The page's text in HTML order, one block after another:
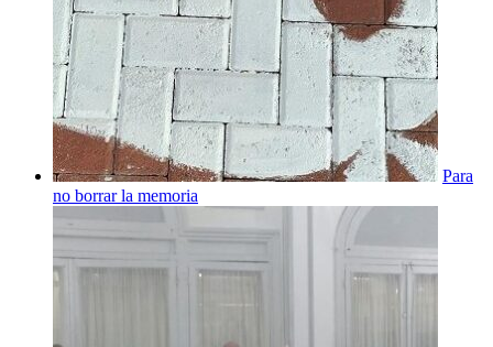
Para
no borrar la memoria